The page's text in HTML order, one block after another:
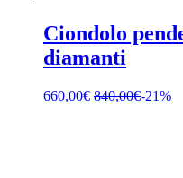
Ciondolo
diamanti
660,00€ 840,00€-21%